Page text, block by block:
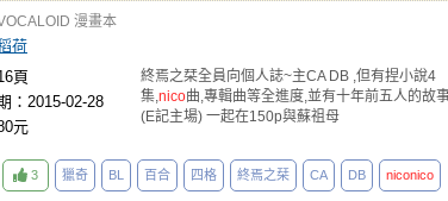
漫畫本
荷
頁
：2015-02-28
元
終焉之栞全員向個人誌~主CA DB ,但有捏小說4
集,nico曲,專輯曲等全進度,並有十年前五人的故
(E記主場) 一起在150p與蘇祖母
3 獵奇 BL 百合 四格 終焉之栞 CA DB niconico